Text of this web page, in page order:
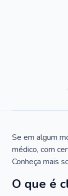
Se em algum
médico, com
Conheça mais
O que é